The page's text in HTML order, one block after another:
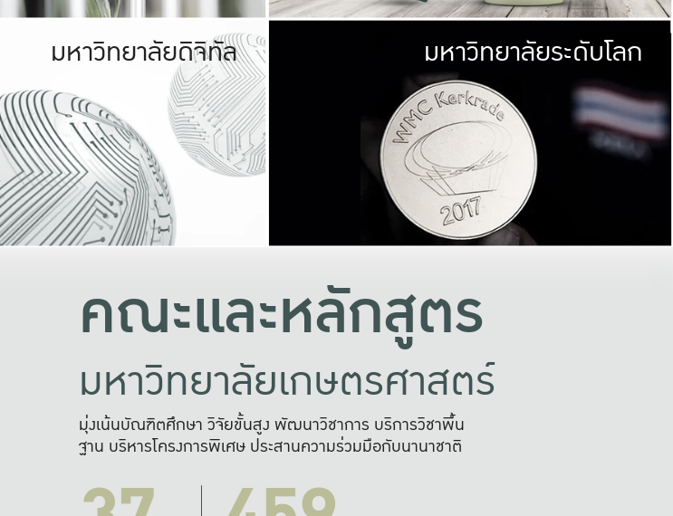
มหาวิทยาลัยรับผิดชอบต่อสังคม
ร่วมมือกับชุมชน เพื่อความกินดีอยู่ดี
และความสุขอย่างยั่งยืน
มองปัญหาในภาพกว้าง
แก้ไขจากปัญหาจุดเล็กๆ
มหาวิทยาลัยดิจิทัล มหาวิทยา
พร้อมที่จ
และผลักดันในการใช้ระบบส
เพื่อการทำงานแ
มหาวิทยาลัยระดับโลก
คณะและหลักสูตร
มหาวิทยาลัยเกษตรศาสตร์
มุ่งเน้นบัณฑิตศึกษา วิจัยขั้นสูง พัฒนาวิชาการ บริการวิชาพื้น
ฐาน บริหารโครงการพิเศษ ประสานความร่วมมือกับนานาชาติ